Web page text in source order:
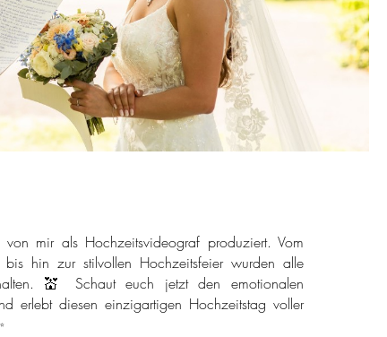
mir als Hochzeitsvideograf produziert. Vom
hin zur stilvollen Hochzeitsfeier wurden alle
💒 Schaut euch jetzt den emotionalen
erlebt diesen einzigartigen Hochzeitstag voller